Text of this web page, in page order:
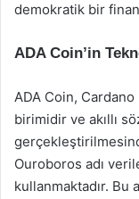
demokratik bir
ADA Coin’in
ADA Coin,
birimidir ve akıllı
Ouroboros adı
kullanmaktadır.